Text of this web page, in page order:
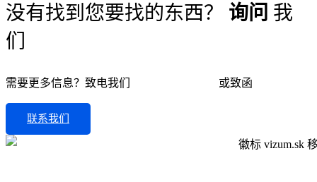
没有找到您要找的东西？ 询问 我
们
需要更多信息？致电我们
或致函
联系我们